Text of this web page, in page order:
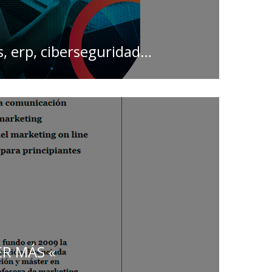
erp, ciberseguridad…
MÁS «